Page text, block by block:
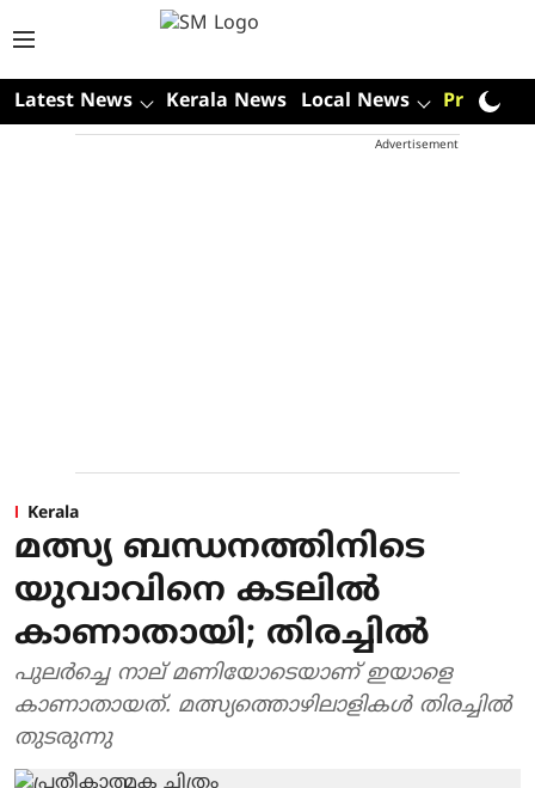
Latest News Kerala News Local News Premium
Advertisement
Kerala
മത്സ്യ ബന്ധനത്തിനിടെ
യുവാവിനെ കടലിൽ
കാണാതായി; തിരച്ചിൽ
പുലർച്ചെ നാല് മണിയോടെയാണ് ഇയാളെ
കാണാതായത്. മത്സ്യത്തൊഴിലാളികൾ തിരച്ചിൽ
തുടരുന്നു